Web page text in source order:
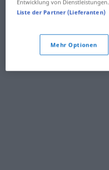
Entwicklung von Dienstleistungen.
Liste der Partner (Lieferanten)
Mehr Optionen